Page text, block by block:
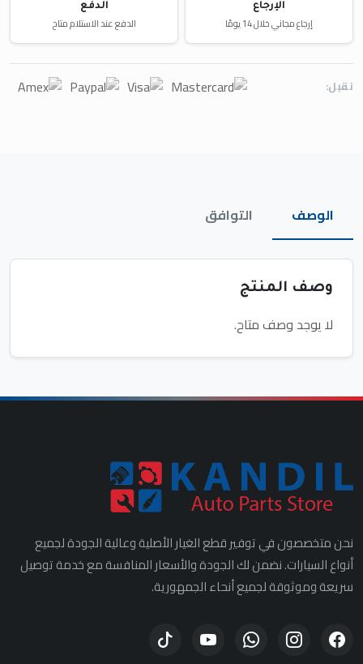
الإرجاع
إرجاع مجاني خلال 14 يومًا
الدفع
الدفع عند الاستلام متاح
نقبل:
الوصف التوافق
وصف المنتج
لا يوجد وصف متاح.
نحن متخصصون في توفير قطع الغيار الأصلية وعالية الجودة لجميع
أنواع السيارات. نضمن لك الجودة والأسعار المنافسة مع خدمة توصيل
سريعة وموثوقة لجميع أنحاء الجمهورية.